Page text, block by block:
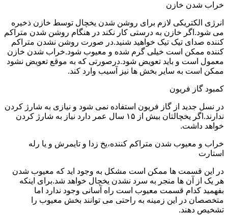
خراب شدن خازن
انرژی الکتریکی لازم برای روشن شدن یخچال توسط خازن ذخیره
می شود.اگر خازن به درستی کار نکند در هنگام روشن شدن متراکم
کننده صدای تیک تیک خواهید شنید.در صورت روشن نشدن متراکم
کننده ممکن است خیلی گرم شده و معیوب شود.خراب شدن خازن
معمول است و باید تعویض شود.درصورتی که به موقع تعویض نشود
ممکن است به سایر بخش ها نیز آسیب وارد کند.
کمبود گاز فریون
در نسل جدید از گاز فریون استفاده نمی شود و نیازی به شارژ کردن
ندارند.اگر یخچالتان بیش از ۱۵ سال عمر دارد نیاز به شارژ کردن
خواهد داشت.
خراب و معیوب شدن متراکم کننده،یخ زدا و تایمرش و یا رله
استارت
در این قسمت ها ممکن است مشکل به وجود اید که معیوب شدن
هر یک از آن ها منجر به سرد نشدن یخچال خواهد شد.برای اینکه
بفهمید کدام قسمت معیوب است راه آسانی وجود ندارد اما
متخصصان در این زمینه به راحتی می توانند بخش معیوب را
تشخیص دهند.